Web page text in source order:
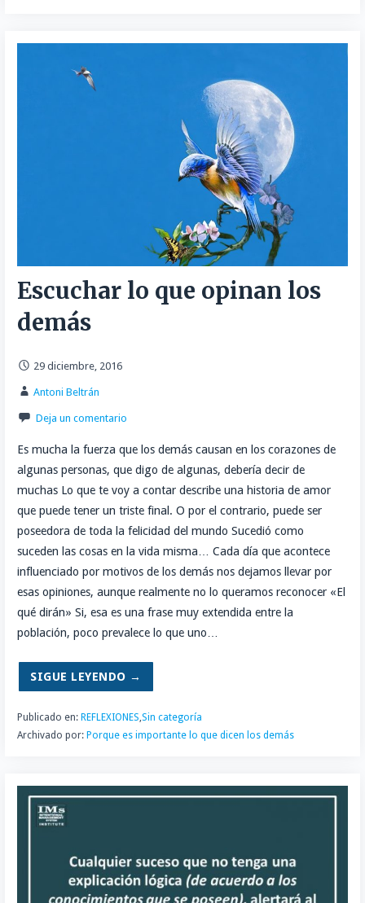
Escuchar lo que opinan los
demás
29 diciembre, 2016
Antoni Beltrán
Deja un comentario
Es mucha la fuerza que los demás causan en los corazones de
algunas personas, que digo de algunas, debería decir de
muchas Lo que te voy a contar describe una historia de amor
que puede tener un triste final. O por el contrario, puede ser
poseedora de toda la felicidad del mundo Sucedió como
suceden las cosas en la vida misma… Cada día que acontece
influenciado por motivos de los demás nos dejamos llevar por
esas opiniones, aunque realmente no lo queramos reconocer «El
qué dirán» Si, esa es una frase muy extendida entre la
población, poco prevalece lo que uno…
SIGUE LEYENDO →
Publicado en: REFLEXIONES,Sin categoría
Archivado por: Porque es importante lo que dicen los demás